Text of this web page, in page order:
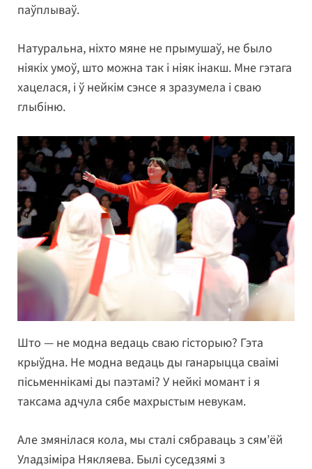
паўплываў.
Натуральна, ніхто мяне не прымушаў, не было
ніякіх умоў, што можна так і ніяк інакш. Мне гэтага
хацелася, і ў нейкім сэнсе я зразумела і сваю
глыбіню.
Што — не модна ведаць сваю гісторыю? Гэта
крыўдна. Не модна ведаць ды ганарыцца сваімі
пісьменнікамі ды паэтамі? У нейкі момант і я
таксама адчула сябе махрыстым невукам.
Але змянілася кола, мы сталі сябраваць з сям’ёй
Уладзіміра Някляева. Былі суседзямі з